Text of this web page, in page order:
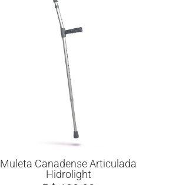
Muleta Canadense Articulada
Hidrolight